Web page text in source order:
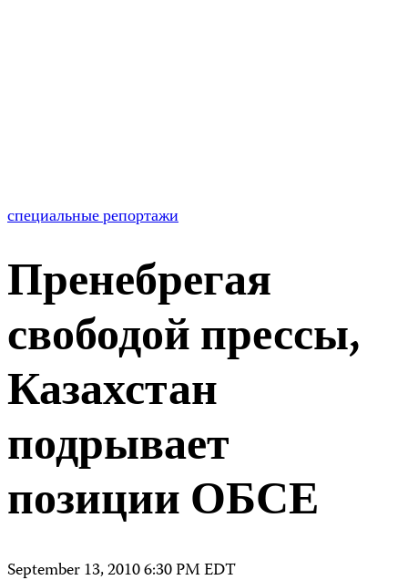
специальные репортажи
Пренебрегая
свободой прессы,
Казахстан
подрывает
позиции ОБСЕ
September 13, 2010 6:30 PM EDT